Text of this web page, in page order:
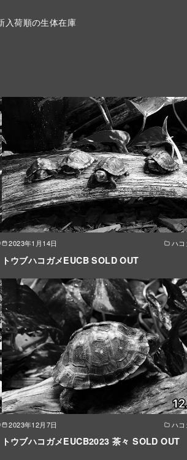
入荷順の生体在庫
2023年1月14日 ハ
トウブハコガメEUCB SOLD OUT
2023年12月7日 ハ
トウブハコガメEUCB2023 茶々 SOLD OUT